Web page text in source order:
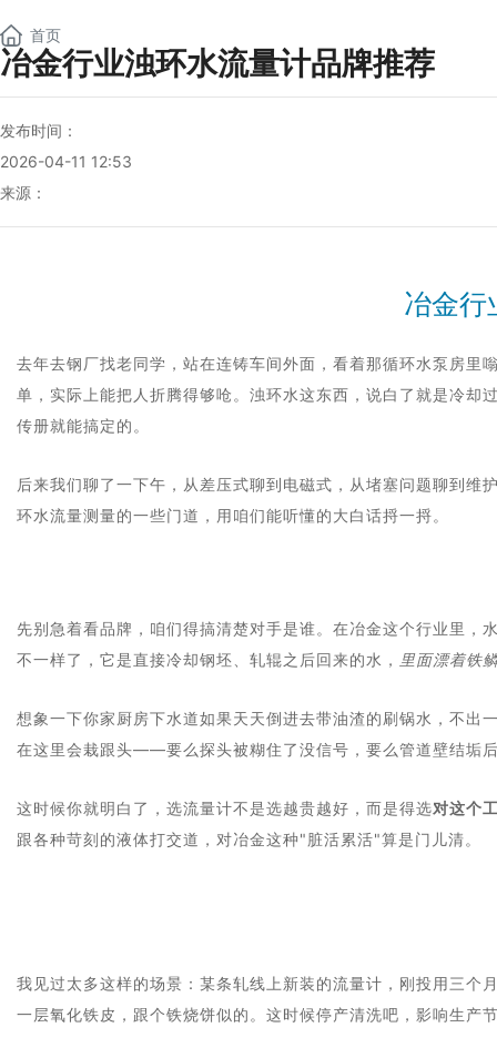
首页
冶金行业浊环水流量计品牌推荐
发布时间：
2026-04-11 12:53
来源：
冶金行
去年去钢厂找老同学，站在连铸车间外面，看着那循环水泵房
单，实际上能把人折腾得够呛。浊环水这东西，说白了就是冷却
传册就能搞定的。
后来我们聊了一下午，从差压式聊到电磁式，从堵塞问题聊到维
环水流量测量的一些门道，用咱们能听懂的大白话捋一捋。
先别急着看品牌，咱们得搞清楚对手是谁。在冶金这个行业里
不一样了，它是直接冷却钢坯、轧辊之后回来的水， 里面漂着铁
想象一下你家厨房下水道如果天天倒进去带油渣的刷锅水，不
在这里会栽跟头——要么探头被糊住了没信号，要么管道壁结垢
这时候你就明白了，选流量计不是选越贵越好，而是得选对这个
跟各种苛刻的液体打交道，对冶金这种"脏活累活"算是门儿清。
我见过太多这样的场景：某条轧线上新装的流量计，刚投用三
一层氧化铁皮，跟个铁烧饼似的。这时候停产清洗吧，影响生产